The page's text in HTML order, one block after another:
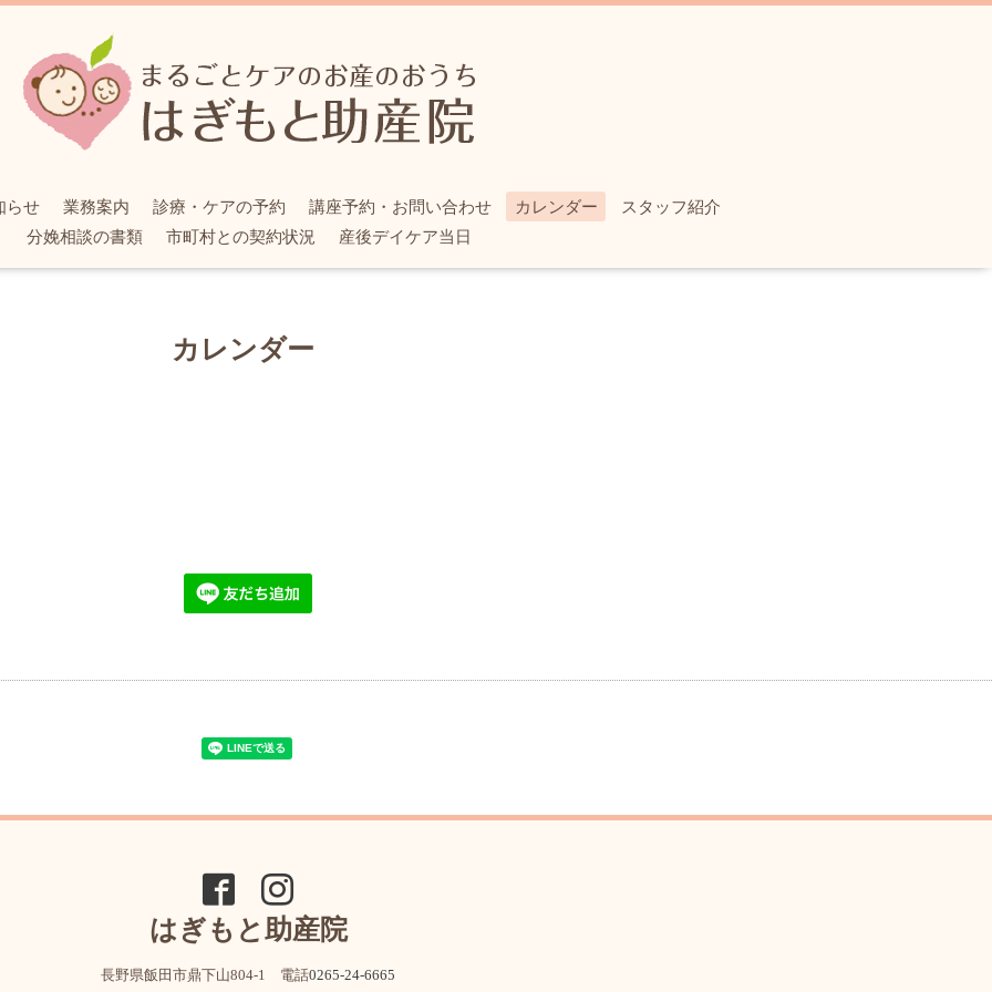
らせ 業務案内 診療・ケアの予約 講座予約・お問い合わせ カレンダー
スタッフ紹介
分娩相談の書類
市町村との契約状況 産後デイケア当日
カレンダー
はぎもと助産院
長野県飯田市鼎下山804-1 電話0265-24-6665